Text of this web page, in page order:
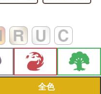
全色